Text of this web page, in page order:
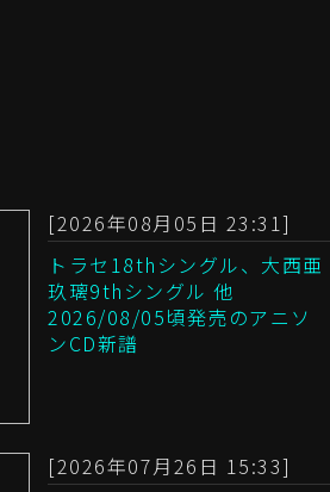
[2026年08月05日 23:31]
トラセ18thシングル、大西亜
玖璃9thシングル 他
2026/08/05頃発売のアニソ
ンCD新譜
[2026年07月26日 15:33]